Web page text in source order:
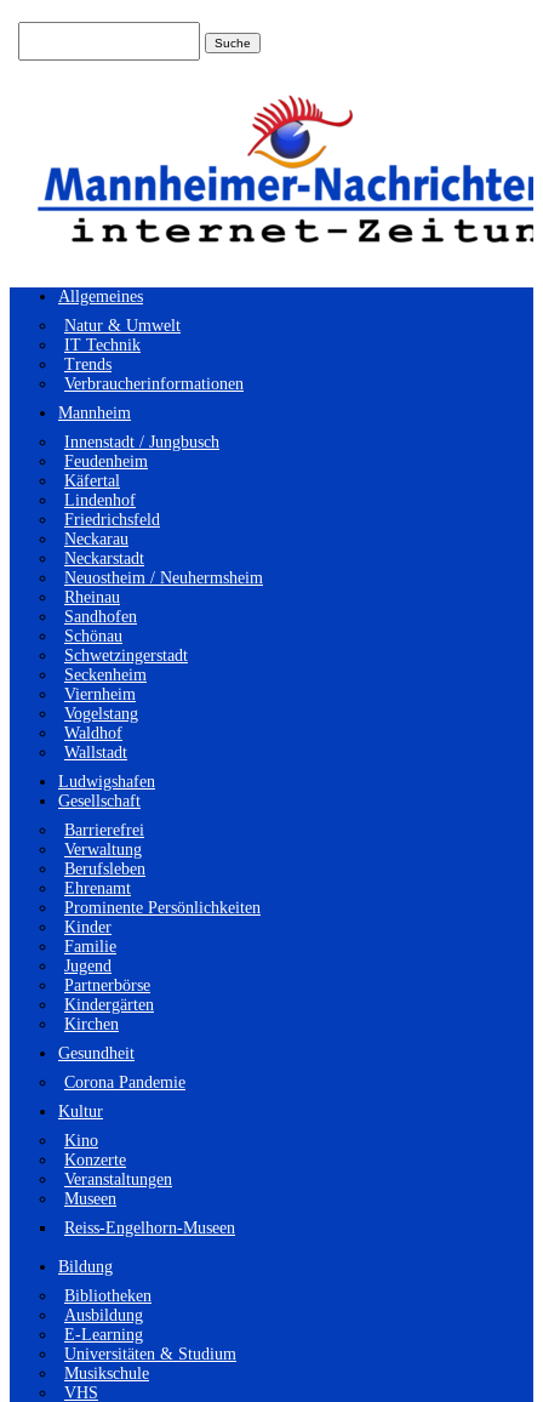
Allgemeines
Natur & Umwelt
IT Technik
Trends
Verbraucherinformationen
Mannheim
Innenstadt / Jungbusch
Feudenheim
Käfertal
Lindenhof
Friedrichsfeld
Neckarau
Neckarstadt
Neuostheim / Neuhermsheim
Rheinau
Sandhofen
Schönau
Schwetzingerstadt
Seckenheim
Viernheim
Vogelstang
Waldhof
Wallstadt
Ludwigshafen
Gesellschaft
Barrierefrei
Verwaltung
Berufsleben
Ehrenamt
Prominente Persönlichkeiten
Kinder
Familie
Jugend
Partnerbörse
Kindergärten
Kirchen
Gesundheit
Corona Pandemie
Kultur
Kino
Konzerte
Veranstaltungen
Museen
Reiss-Engelhorn-Museen
Bildung
Bibliotheken
Ausbildung
E-Learning
Universitäten & Studium
Musikschule
VHS